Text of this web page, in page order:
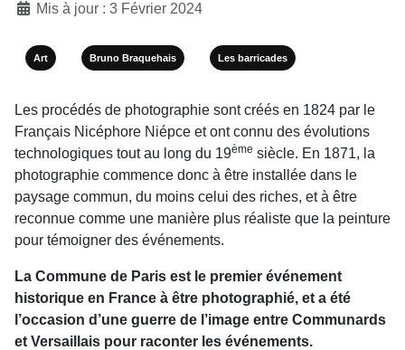
Mis à jour : 3 Février 2024
Art Bruno Braquehais Les barricades
Les procédés de photographie sont créés en 1824 par le
Français Nicéphore Niépce et ont connu des évolutions
technologiques tout au long du 19ème siècle. En 1871, la
photographie commence donc à être installée dans le
paysage commun, du moins celui des riches, et à être
reconnue comme une manière plus réaliste que la peinture
pour témoigner des événements.
La Commune de Paris est le premier événement
historique en France à être photographié, et a été
l’occasion d’une guerre de l’image entre Communards
et Versaillais pour raconter les événements.